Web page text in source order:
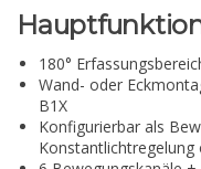
180°
Wand- oder
B1X
Konfigurierbar als